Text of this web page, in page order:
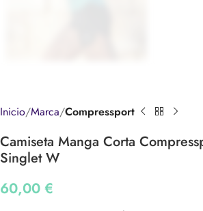
Inicio Marca Compressport
Camiseta Manga Corta
Singlet W
60,00 €